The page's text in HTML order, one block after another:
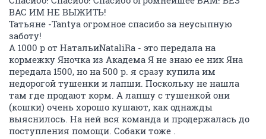
ВАС ИМ НЕ ВЫЖИТЬ!
Татьяне -Tantya огромное спасибо за неусыпную
заботу!
А 1000 р от НатальиNataliRa - это передала на
кормежку Яночка из Академа Я не знаю ее ник Яна
передала 1500, но на 500 р. я сразу купила им
недорогой тушенки и лапши. Поскольку не нашла
там где продают корм. А лапшу с тушенкой они
(кошки) очень хорошо кушают, как однажды
выяснилось. На ней вся команда и продержалась до
поступления помощи. Собаки тоже .